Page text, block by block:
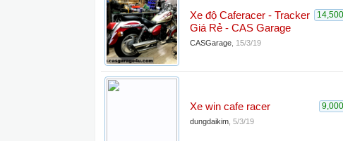
Xe độ Caferacer - Tracker
Giá Rẻ - CAS Garage
CASGarage 15/3/19
Xe win cafe racer
dungdaikim 5/3/19